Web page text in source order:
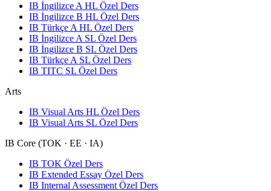
IB İngilizce A HL Özel Ders
IB İngilizce B HL Özel Ders
IB Türkçe A HL Özel Ders
IB İngilizce A SL Özel Ders
IB İngilizce B SL Özel Ders
IB Türkçe A SL Özel Ders
IB TITC SL Özel Ders
Arts
IB Visual Arts HL Özel Ders
IB Visual Arts SL Özel Ders
IB Core (TOK · EE · IA)
IB TOK Özel Ders
IB Extended Essay Özel Ders
IB Internal Assessment Özel Ders